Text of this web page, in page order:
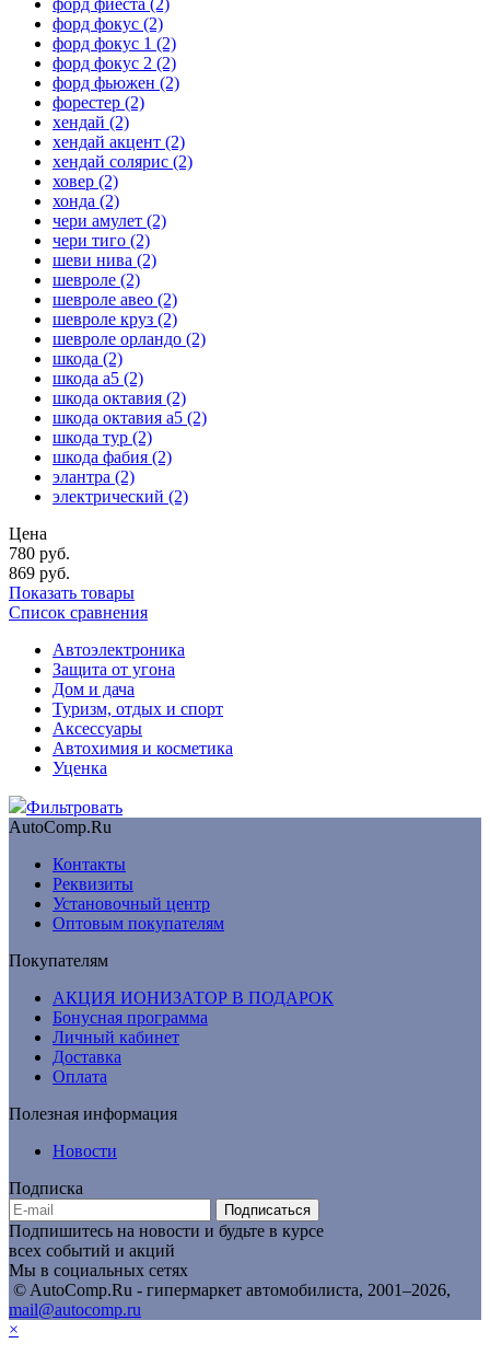
форд фокус (2)
форд фокус 1 (2)
форд фокус 2 (2)
форд фьюжен (2)
форестер (2)
хендай (2)
хендай акцент (2)
хендай солярис (2)
ховер (2)
хонда (2)
чери амулет (2)
чери тиго (2)
шеви нива (2)
шевроле (2)
шевроле авео (2)
шевроле круз (2)
шевроле орландо (2)
шкода (2)
шкода а5 (2)
шкода октавия (2)
шкода октавия а5 (2)
шкода тур (2)
шкода фабия (2)
элантра (2)
электрический (2)
Цена
780 руб.
869 руб.
Показать товары
Список сравнения
Автоэлектроника
Защита от угона
Дом и дача
Туризм, отдых и спорт
Аксессуары
Автохимия и косметика
Уценка
Фильтровать
AutoComp.Ru
Контакты
Реквизиты
Установочный центр
Оптовым покупателям
Покупателям
АКЦИЯ ИОНИЗАТОР В ПОДАРОК
Бонусная программа
Личный кабинет
Доставка
Оплата
Полезная информация
Новости
Подписка
Подписаться
Подпишитесь на новости и будьте в курсе
всех событий и акций
Мы в социальных сетях
© AutoComp.Ru - гипермаркет автомобилиста, 2001–2026,
mail@autocomp.ru
×